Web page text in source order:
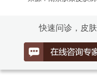
快速问诊，皮